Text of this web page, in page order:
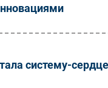
Регулирование
систему-сердце